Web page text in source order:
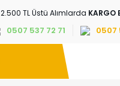
2.500 TL Üstü Alımlarda KARGO
0507 537 72 71 0507